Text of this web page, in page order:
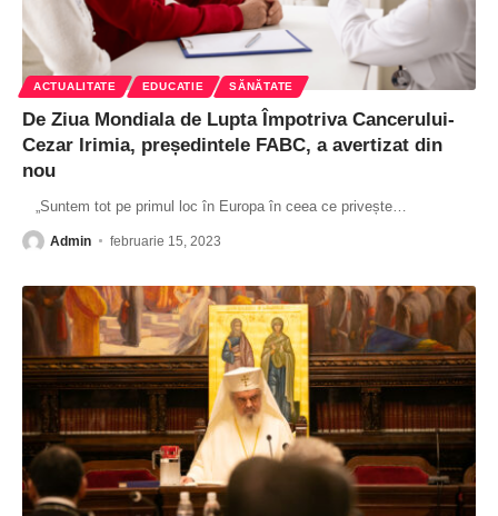
ACTUALITATE EDUCATIE SĂNĂTATE
De Ziua Mondiala de Lupta Împotriva Cancerului-
Cezar Irimia, președintele FABC, a avertizat din
nou
„Suntem tot pe primul loc în Europa în ceea ce privește
Admin februarie 15, 2023